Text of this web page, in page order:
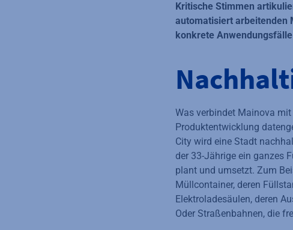
Kritische Stimmen
automatisiert arbeitenden
konkrete
Was verbindet Mainova
Produktentwicklung
City wird eine Stadt
der 33-Jährige ein ganzes
plant und umsetzt. Zum
Müllcontainer, deren
Elektroladesäulen, deren
Oder Straßenbahnen, die